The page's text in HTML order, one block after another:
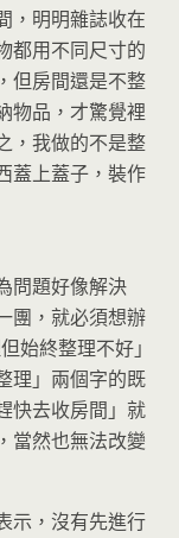
，明明雜誌收在
都用不同尺寸的
但房間還是不整
物品，才驚覺裡
，我做的不是整
蓋上蓋子，裝作
問題好像解決
團，就必須想辦
始終整理不好」
理」兩個字的既
快去收房間」就
當然也無法改變
示，沒有先進行